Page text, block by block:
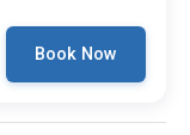
Book Now